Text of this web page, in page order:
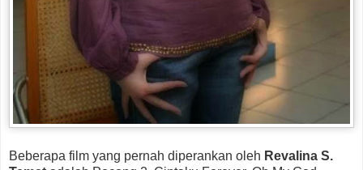
Beberapa film yang pernah diperankan oleh Revalina S.